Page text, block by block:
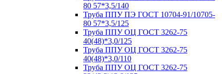
80 57*3,5/140
Труба ППУ ПЭ ГОСТ 10704-91/10705-
80 57*3,5/125
Труба ППУ ОЦ ГОСТ 3262-75
40(48)*3,0/125
Труба ППУ ОЦ ГОСТ 3262-75
40(48)*3,0/110
Труба ППУ ОЦ ГОСТ 3262-75